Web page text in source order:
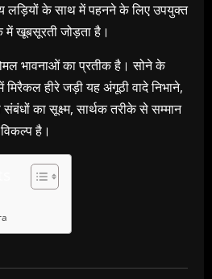
के साथ में पहनने के लिए उपयुक्त
में खूबसूरती जोड़ता है।
भावनाओं का प्रतीक है। सोने के
मिरैकल हीरे जड़ी यह अंगूठी वादे निभाने,
का सूक्ष्म, सार्थक तरीके से सम्मान
है।